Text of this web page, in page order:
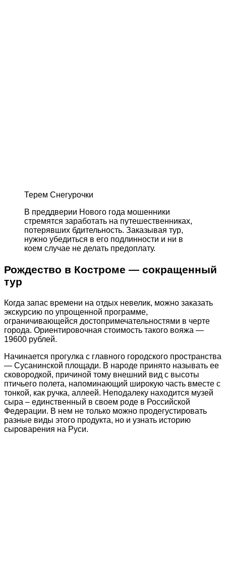
Терем Снегурочки
В преддверии Нового года мошенники
стремятся заработать на путешественниках,
потерявших бдительность. Заказывая тур,
нужно убедиться в его подлинности и ни в
коем случае не делать предоплату.
Рождество в Костроме — сокращенный
тур
Когда запас времени на отдых невелик, можно заказать
экскурсию по упрощенной программе,
ограничивающейся достопримечательностями в черте
города. Ориентировочная стоимость такого вояжа —
19600 рублей.
Начинается прогулка с главного городского пространства
— Сусанинской площади. В народе принято называть ее
сковородкой, причиной тому внешний вид с высоты
птичьего полета, напоминающий широкую часть вместе с
тонкой, как ручка, аллеей. Неподалеку находится музей
сыра – единственный в своем роде в Российской
Федерации. В нем не только можно продегустировать
разные виды этого продукта, но и узнать историю
сыроварения на Руси.